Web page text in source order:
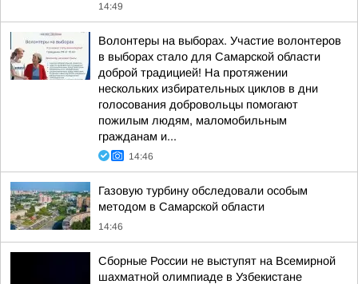
14:49
Волонтеры на выборах. Участие волонтеров
в выборах стало для Самарской области
доброй традицией! На протяжении
нескольких избирательных циклов в дни
голосования добровольцы помогают
пожилым людям, маломобильным
гражданам и...
14:46
Газовую турбину обследовали особым
методом в Самарской области
14:46
Сборные России не выступят на Всемирной
шахматной олимпиаде в Узбекистане